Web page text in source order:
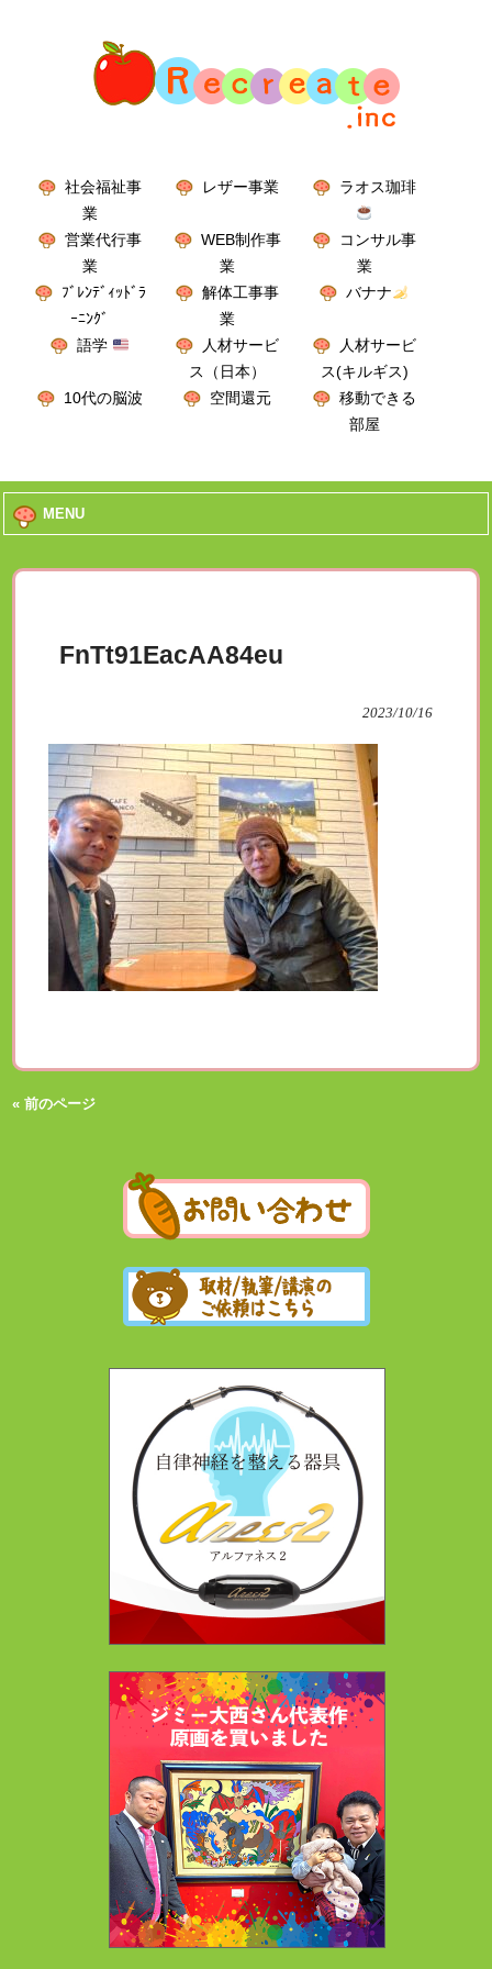
社会福祉事
業
レザー事業 ラオス珈琲
営業代行事
業
WEB制作事
業
コンサル事
業
ﾌﾞﾚﾝﾃﾞｨｯﾄﾞﾗ
ｰﾆﾝｸﾞ
解体工事事
業
バナナ
語学
人材サービ
ス（日本）
人材サービ
ス(キルギス)
10代の脳波
空間還元
移動できる
部屋
MENU
FnTt91EacAA84eu
2023/10/16
« 前のページ